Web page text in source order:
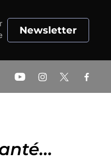
Newsletter